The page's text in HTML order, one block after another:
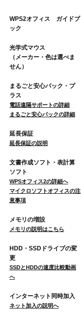
WPS2オフィス ガイドブ
ック
光学式マウス
（メーカー・色は選べま
せん）
まるごと安心パック・プ
ラス
電話遠隔サポートの詳細
まるごと安心パックの詳細
延長保証
延長保証の説明
文書作成ソフト・表計算
ソフト
WPSオフィス2の詳細へ
マイクロソフトオフィスの注
意事項
メモリの増設
メモリの説明はこちら
HDD・SSDドライブの変
更
SSDとHDDの速度比較動画
へ
インターネット同時加入
ネット加入の説明へ